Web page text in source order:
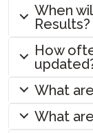
When
Results?
How
What
What